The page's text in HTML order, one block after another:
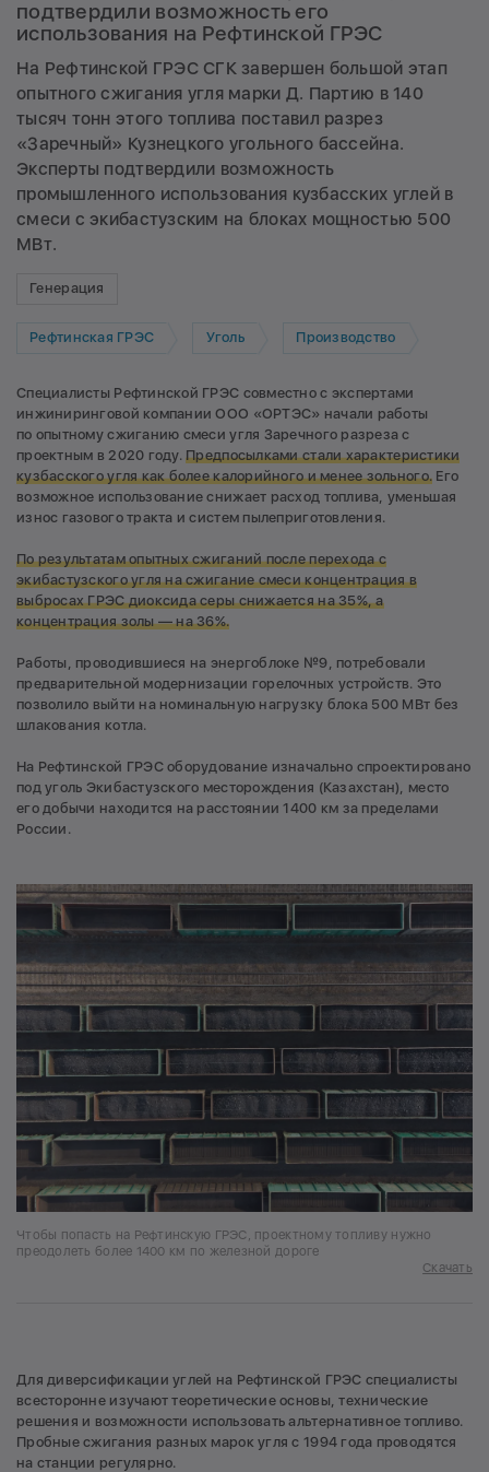
подтвердили возможность его
использования на Рефтинской ГРЭС
На Рефтинской ГРЭС СГК завершен большой этап
опытного сжигания угля марки Д. Партию в 140
тысяч тонн этого топлива поставил разрез
«Заречный» Кузнецкого угольного бассейна.
Эксперты подтвердили возможность
промышленного использования кузбасских углей в
смеси с экибастузским на блоках мощностью 500
МВт.
Генерация
Рефтинская ГРЭС Уголь Производство
Специалисты Рефтинской ГРЭС совместно с экспертами
инжиниринговой компании ООО «ОРТЭС» начали работы
по опытному сжиганию смеси угля Заречного разреза с
проектным в 2020 году.Предпосылками стали характеристики
кузбасского угля как более калорийного и менее зольного. Его
возможное использование снижает расход топлива, уменьшая
износ газового тракта и систем пылеприготовления.
По результатам опытных сжиганий после перехода с
экибастузского угля на сжигание смеси концентрация в
выбросах ГРЭС диоксида серы снижается на 35%, а
концентрация золы — на 36%.
Работы, проводившиеся на энергоблоке №9, потребовали
предварительной модернизации горелочных устройств. Это
позволило выйти на номинальную нагрузку блока 500 МВт без
шлакования котла.
На Рефтинской ГРЭС оборудование изначально спроектировано
под уголь Экибастузского месторождения (Казахстан), место
его добычи находится на расстоянии 1400 км за пределами
России.
Чтобы попасть на Рефтинскую ГРЭС, проектному топливу нужно
преодолеть более 1400 км по железной дороге
Скачать
Для диверсификации углей на Рефтинской ГРЭС специалисты
всесторонне изучают теоретические основы, технические
решения и возможности использовать альтернативное топливо.
Пробные сжигания разных марок угля с 1994 года проводятся
на станции регулярно.